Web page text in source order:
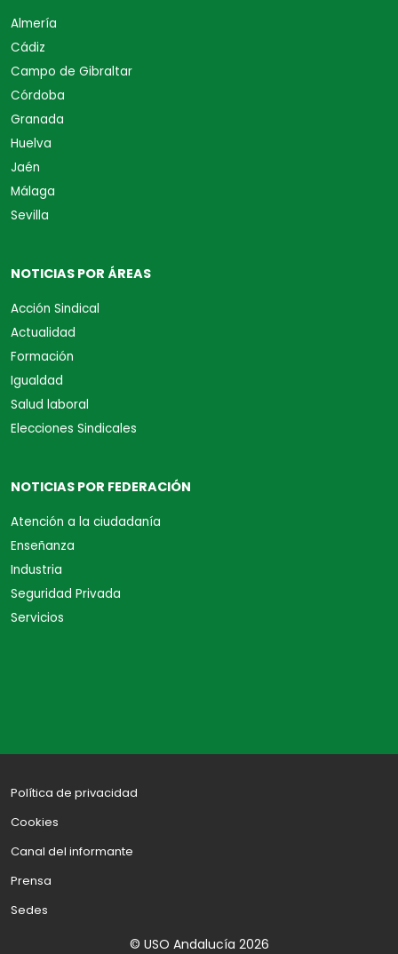
Almería
Cádiz
Campo de Gibraltar
Córdoba
Granada
Huelva
Jaén
Málaga
Sevilla
NOTICIAS POR ÁREAS
Acción Sindical
Actualidad
Formación
Igualdad
Salud laboral
Elecciones Sindicales
NOTICIAS POR FEDERACIÓN
Atención a la ciudadanía
Enseñanza
Industria
Seguridad Privada
Servicios
Política de privacidad
Cookies
Canal del informante
Prensa
Sedes
© USO Andalucía 2026